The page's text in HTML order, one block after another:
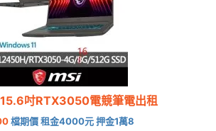
吋RTX3050電競筆電出租
檔期價 租金4000元 押金1萬8